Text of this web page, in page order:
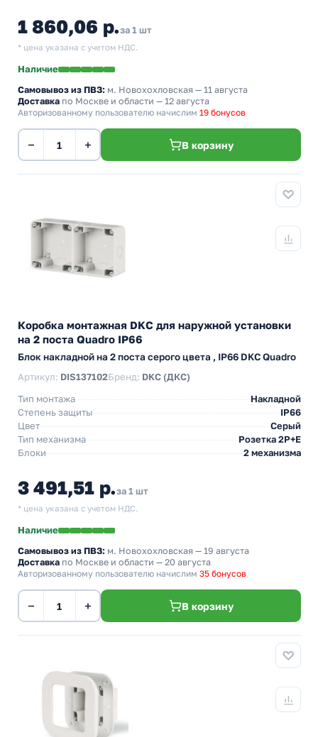
1 860,06 р.за 1 шт
* цена указана с учетом НДС.
Наличие
Самовывоз из ПВЗ: м. Новохохловская — 11 августа
Доставка по Москве и области — 12 августа
Авторизованному пользователю начислим 19 бонусов
− + В корзину
Коробка монтажная DKC для наружной установки
на 2 поста Quadro IP66
Блок накладной на 2 поста серого цвета , IP66 DKC Quadro
Артикул: DIS137102Бренд: DKC (ДКС)
Тип монтажа
Накладной
Степень защиты
IP66
Цвет
Серый
Тип механизма
Розетка 2Р+Е
Блоки
2 механизма
3 491,51 р.за 1 шт
* цена указана с учетом НДС.
Наличие
Самовывоз из ПВЗ: м. Новохохловская — 19 августа
Доставка по Москве и области — 20 августа
Авторизованному пользователю начислим 35 бонусов
− + В корзину